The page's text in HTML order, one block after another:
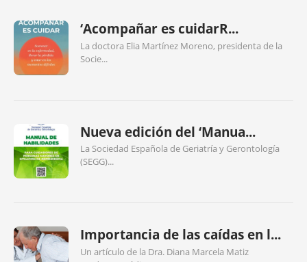
‘Acompañar es cuidarR...
La doctora Elia Martínez Moreno, presidenta de la
Socie...
Nueva edición del ‘Manua...
La Sociedad Española de Geriatría y Gerontología
(SEGG)...
Importancia de las caídas en l...
Un artículo de la Dra. Diana Marcela Matiz